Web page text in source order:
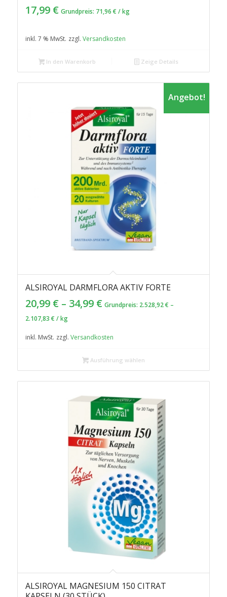
17,99 € Grundpreis: 71,96 € /kg
inkl. 7 % MwSt. zzgl. Versandkosten
In den Warenkorb Zeige Details
ALSIROYAL DARMFLORA AKTIV FORTE
20,99 €– 34,99 €
Angebot!
Grundpreis: 2.528,92€ –
2.107,83 € /kg
inkl. MwSt. zzgl. Versandkosten
Ausführung wählen
ALSIROYAL MAGNESIUM 150 CITRAT